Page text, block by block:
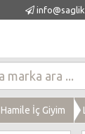
Hamile İç Giyim